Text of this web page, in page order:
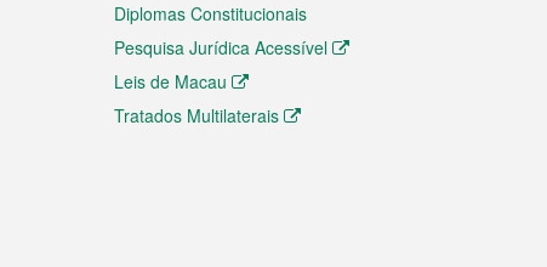
Diplomas Constitucionais
Pesquisa Jurídica Acessível
Leis de Macau
Tratados Multilaterais